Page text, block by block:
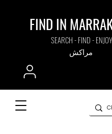
FIND IN
SEARCH - FIND - ENJOY
مراكش